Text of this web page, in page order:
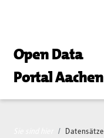
Open Data
Portal Aachen
Datensätze